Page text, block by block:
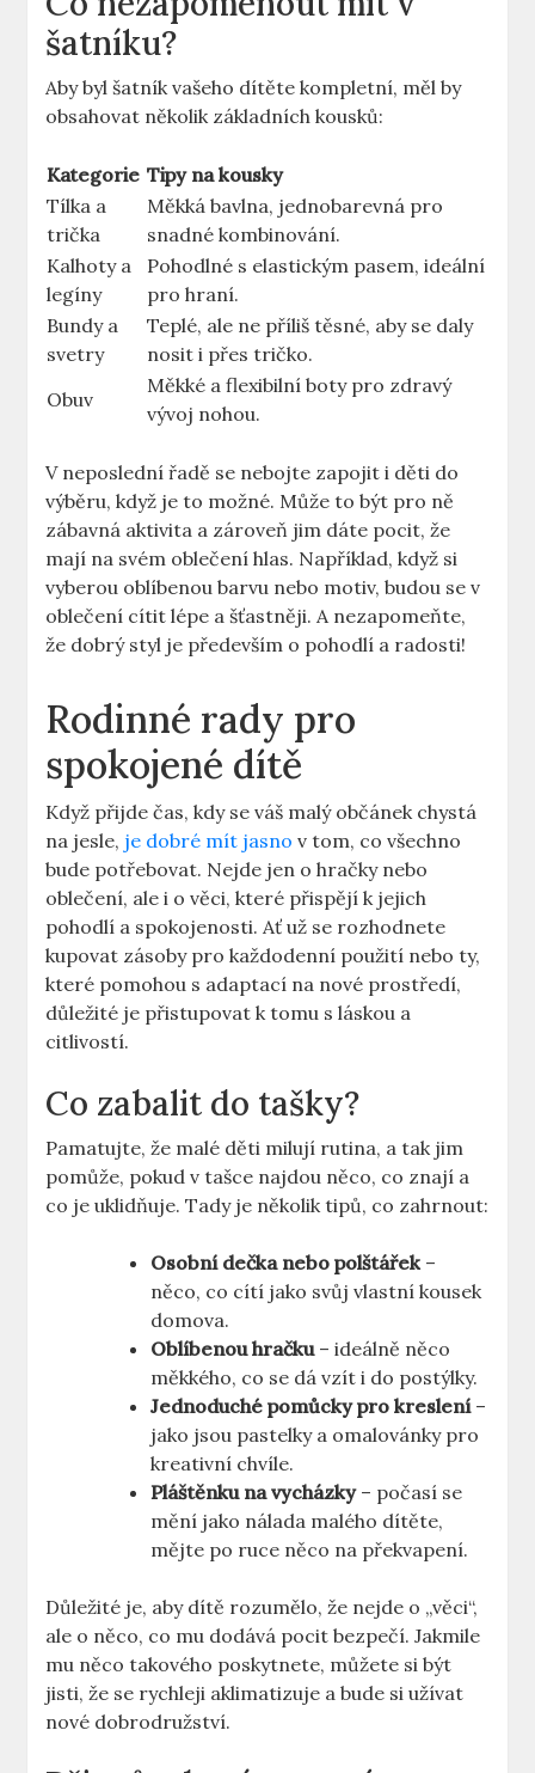
šatníku?
Aby byl šatník vašeho dítěte kompletní, měl by
obsahovat několik základních kousků:
Kategorie Tipy na kousky
Tílka a
trička
Měkká bavlna, jednobarevná pro
snadné kombinování.
Kalhoty a
legíny
Pohodlné s elastickým pasem, ideální
pro hraní.
Bundy a
svetry
Teplé, ale ne příliš těsné, aby se daly
nosit i přes tričko.
Obuv
Měkké a flexibilní boty pro zdravý
vývoj nohou.
V neposlední řadě se nebojte zapojit i děti do
výběru, když je to možné. Může to být pro ně
zábavná aktivita a zároveň jim dáte pocit, že
mají na svém oblečení hlas. Například, když si
vyberou oblíbenou barvu nebo motiv, budou se v
oblečení cítit lépe a šťastněji. A nezapomeňte,
že dobrý styl je především o pohodlí a radosti!
Rodinné rady pro
spokojené dítě
Když přijde čas, kdy se váš malý občánek chystá
na jesle, je dobré mít jasno v tom, co všechno
bude potřebovat. Nejde jen o hračky nebo
oblečení, ale i o věci, které přispějí k jejich
pohodlí a spokojenosti. Ať už se rozhodnete
kupovat zásoby pro každodenní použití nebo ty,
které pomohou s adaptací na nové prostředí,
důležité je přistupovat k tomu s láskou a
citlivostí.
Co zabalit do tašky?
Pamatujte, že malé děti milují rutina, a tak jim
pomůže, pokud v tašce najdou něco, co znají a
co je uklidňuje. Tady je několik tipů, co zahrnout:
Osobní dečka nebo polštářek–
něco, co cítí jako svůj vlastní kousek
domova.
Oblíbenou hračku– ideálně něco
měkkého, co se dá vzít i do postýlky.
Jednoduché pomůcky pro kreslení–
jako jsou pastelky a omalovánky pro
kreativní chvíle.
Pláštěnku na vycházky– počasí se
mění jako nálada malého dítěte,
mějte po ruce něco na překvapení.
Důležité je, aby dítě rozumělo, že nejde o „věci“,
ale o něco, co mu dodává pocit bezpečí. Jakmile
mu něco takového poskytnete, můžete si být
jisti, že se rychleji aklimatizuje a bude si užívat
nové dobrodružství.